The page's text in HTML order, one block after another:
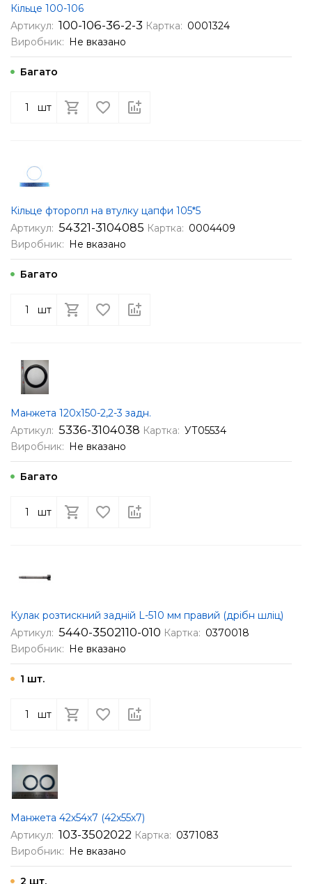
Кільце 100-106
Артикул: 100-106-36-2-3 Картка: 0001324
Виробник: Не вказано
Багато
шт
Кільце фторопл на втулку цапфи 105*5
Артикул: 54321-3104085 Картка: 0004409
Виробник: Не вказано
Багато
шт
Манжета 120х150-2,2-3 задн.
Артикул: 5336-3104038 Картка: УТ05534
Виробник: Не вказано
Багато
шт
Кулак розтискний задній L-510 мм правий (дрібн шліц)
Артикул: 5440-3502110-010 Картка: 0370018
Виробник: Не вказано
1 шт.
шт
Манжета 42х54х7 (42х55х7)
Артикул: 103-3502022 Картка: 0371083
Виробник: Не вказано
2 шт.